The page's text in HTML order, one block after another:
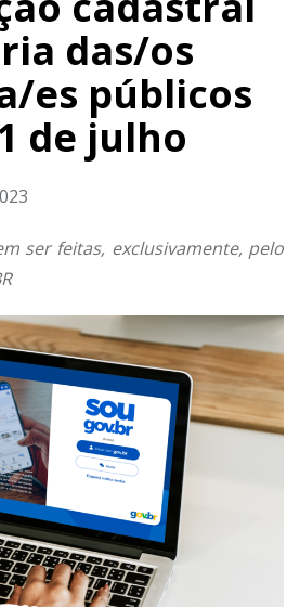
das/os
es públicos
de julho
ser feitas, exclusivamente, pelo